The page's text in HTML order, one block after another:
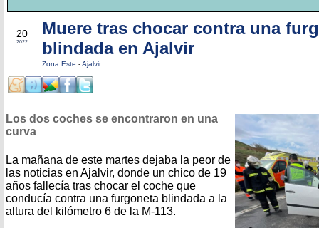
20
2022
Muere tras chocar contra una
blindada en Ajalvir
Zona Este -Ajalvir
Los dos coches se encontraron en una
curva
La mañana de este martes dejaba la peor de
las noticias en Ajalvir, donde un chico de 19
años fallecía tras chocar el coche que
conducía contra una furgoneta blindada a la
altura del kilómetro 6 de la M-113.